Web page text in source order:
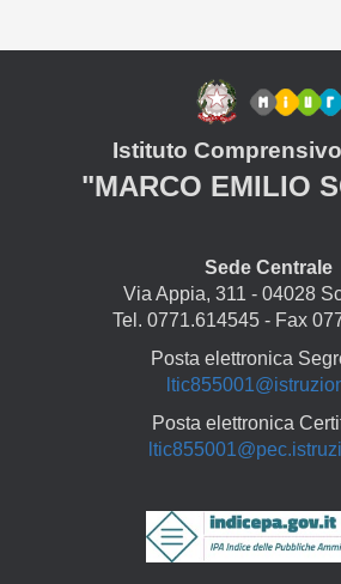
Istituto
"MARCO EMILIO
Sede Centrale
Via Appia, 311 - 04028
Tel. 0771.614545 - Fax
Posta elettronica
Posta elettronica